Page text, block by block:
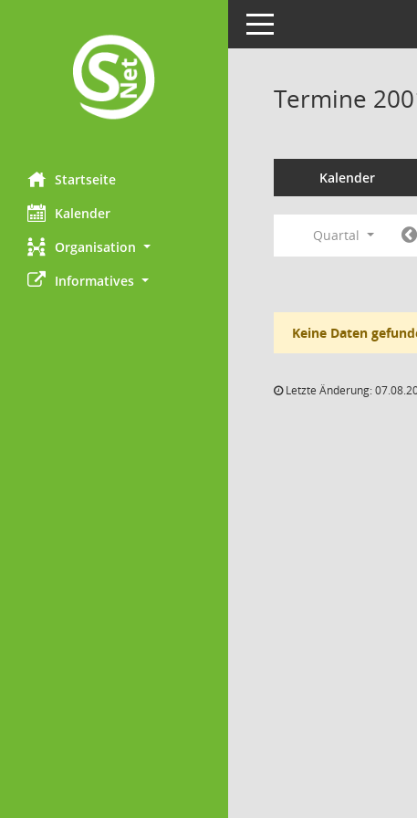
Startseite
Kalender
Organisation
Informatives
Toggle navigation
Termine
Kalender
Quartal
Keine Daten
Letzte Änderung: